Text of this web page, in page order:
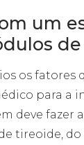
um
os fatores
para a
deve fazer a
tireoide, do